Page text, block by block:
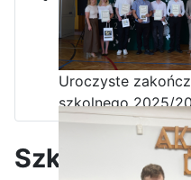
Uroczyste
szkolnego 2025/
Szkolenie